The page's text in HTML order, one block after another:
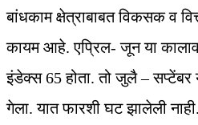
बांधकाम क्षेत्राबाबत विकसक व
कायम आहे. एप्रिल- जून या
इंडेक्स 65 होता. तो जुलै – सप्टेंबर
गेला. यात फारशी घट झालेली